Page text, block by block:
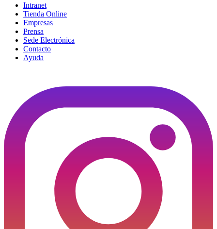
Intranet
Tienda Online
Empresas
Prensa
Sede Electrónica
Contacto
Ayuda